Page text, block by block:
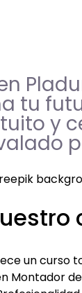
tu
y
un curso
Montador